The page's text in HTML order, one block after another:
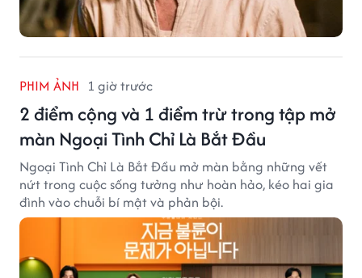
PHIM ẢNH 1 giờ trước
2 điểm cộng và 1 điểm trừ trong tập mở
màn Ngoại Tình Chỉ Là Bắt Đầu
Ngoại Tình Chỉ Là Bắt Đầu mở màn bằng những vết
nứt trong cuộc sống tưởng như hoàn hảo, kéo hai gia
đình vào chuỗi bí mật và phản bội.